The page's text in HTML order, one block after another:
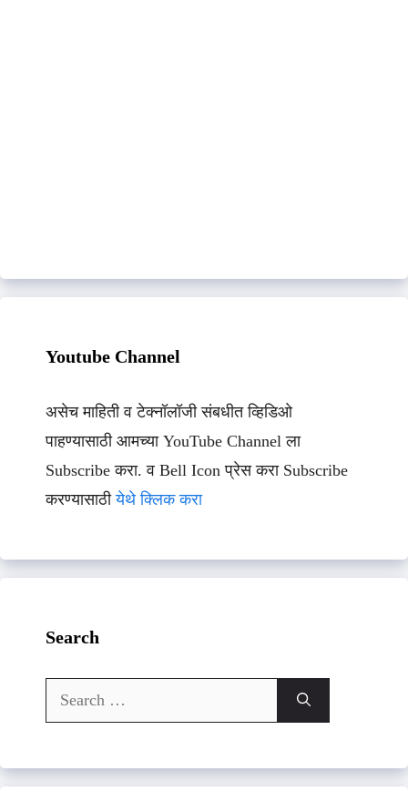
Youtube Channel
असेच माहिती व टेक्नॉलॉजी संबधीत व्हिडिओ
पाहण्यासाठी आमच्या YouTube Channel ला
Subscribe करा. व Bell Icon प्रेस करा Subscribe
करण्यासाठीयेथे क्लिक करा
Search
Search
for: